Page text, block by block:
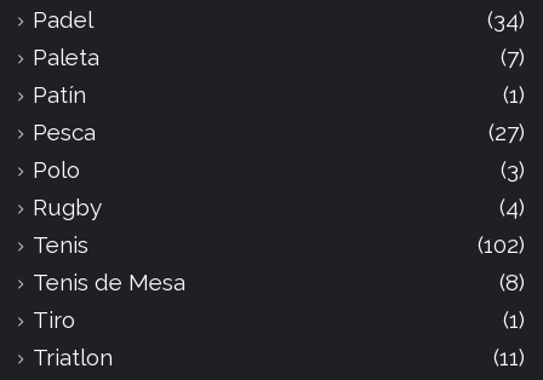
Padel
(34)
Paleta
(7)
Patín
(1)
Pesca
(27)
Polo
(3)
Rugby
(4)
Tenis
(102)
Tenis de Mesa
(8)
Tiro
(1)
Triatlon
(11)